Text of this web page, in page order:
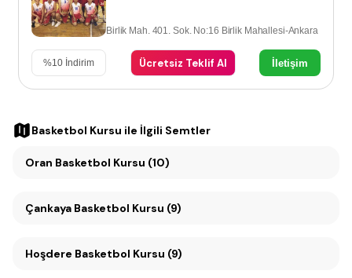
Birlik Mah. 401. Sok. No:16 Birlik Mahallesi-Ankara
%10 İndirim Ücretsiz Teklif Al İletişim
Basketbol Kursu ile İlgili Semtler
Oran Basketbol Kursu (10)
Çankaya Basketbol Kursu (9)
Hoşdere Basketbol Kursu (9)